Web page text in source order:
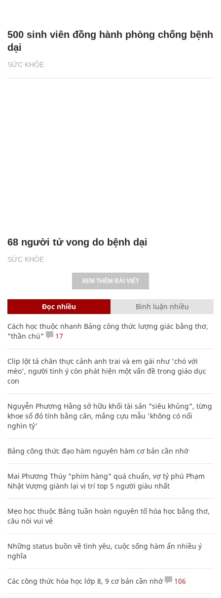
SỨC KHỎE
500 sinh viên đồng hành phòng chống bệnh
dại
SỨC KHỎE
68 người tử vong do bệnh dại
XEM THÊM BÀI VIẾT
Đọc nhiều Bình luận nhiều
Cách học thuộc nhanh Bảng công thức lượng giác bằng thơ,
"thần chú"
17
Clip lột tả chân thực cảnh anh trai và em gái như 'chó với
mèo', người tinh ý còn phát hiện một vấn đề trong giáo dục
con
Nguyễn Phương Hằng sở hữu khối tài sản "siêu khủng", từng
khoe sổ đỏ tính bằng cân, mắng cựu mẫu 'không có nổi
nghìn tỷ'
Bảng công thức đạo hàm nguyên hàm cơ bản cần nhớ
Mai Phương Thúy "phím hàng" quá chuẩn, vợ tỷ phú Phạm
Nhật Vượng giành lại vị trí top 5 người giàu nhất
Mẹo học thuộc Bảng tuần hoàn nguyên tố hóa học bằng thơ,
câu nói vui vẻ
Những status buồn về tình yêu, cuộc sống hàm ẩn nhiều ý
nghĩa
Các công thức hóa học lớp 8, 9 cơ bản cần nhớ 106